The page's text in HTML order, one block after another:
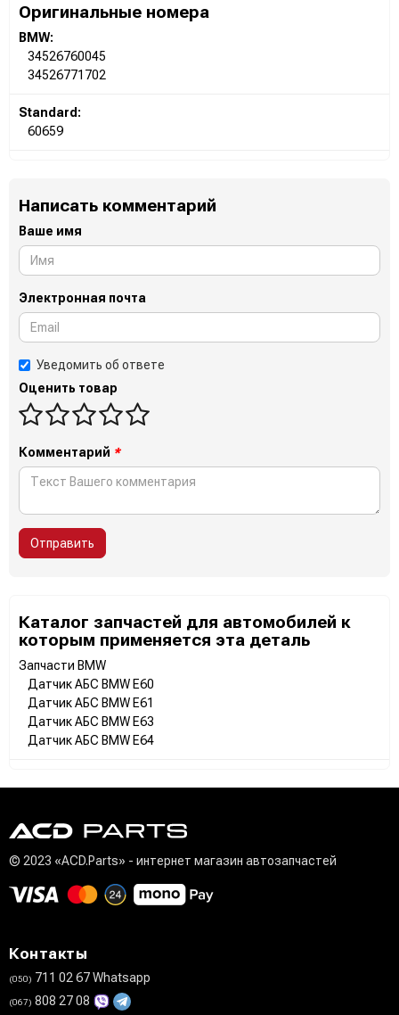
Оригинальные номера
BMW:
34526760045
34526771702
Standard:
60659
Написать комментарий
Ваше имя
Электронная почта
Уведомить об ответе
Оценить товар
Комментарий *
Отправить
Каталог запчастей для автомобилей к
которым применяется эта деталь
Запчасти BMW
Датчик АБС BMW E60
Датчик АБС BMW E61
Датчик АБС BMW E63
Датчик АБС BMW E64
© 2023 «ACD.Parts» - интернет магазин автозапчастей
Контакты
(050) 711 02 67 Whatsapp
(067) 808 27 08